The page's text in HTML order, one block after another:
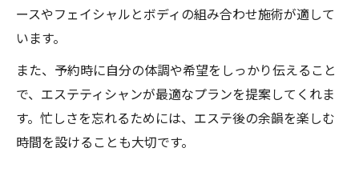
ースやフェイシャルとボディの組み合わせ施術が適して
います。
また、予約時に自分の体調や希望をしっかり伝えること
で、エステティシャンが最適なプランを提案してくれま
す。忙しさを忘れるためには、エステ後の余韻を楽しむ
時間を設けることも大切です。